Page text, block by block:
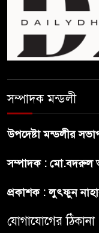
সম্পাদক মন্ডলী
উপদেষ্টা মন্ডলীর
সম্পাদক : মো.বদরুল
প্রকাশক : লুৎফুন
যোগাযোগের ঠিকানা